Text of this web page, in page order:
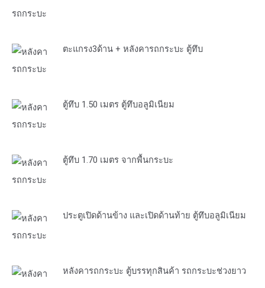
ตะแกรง3ด้าน + หลังคารถกระบะ ตู้ทึบ
ตู้ทึบ 1.50 เมตร ตู้ทึบอลูมิเนียม
ตู้ทึบ 1.70 เมตร จากพื้นกระบะ
ประตูเปิดด้านข้าง และเปิดด้านท้าย ตู้ทึบอลูมิเนียม
หลังคารถกระบะ ตู้บรรทุกสินค้า รถกระบะช่วงยาว